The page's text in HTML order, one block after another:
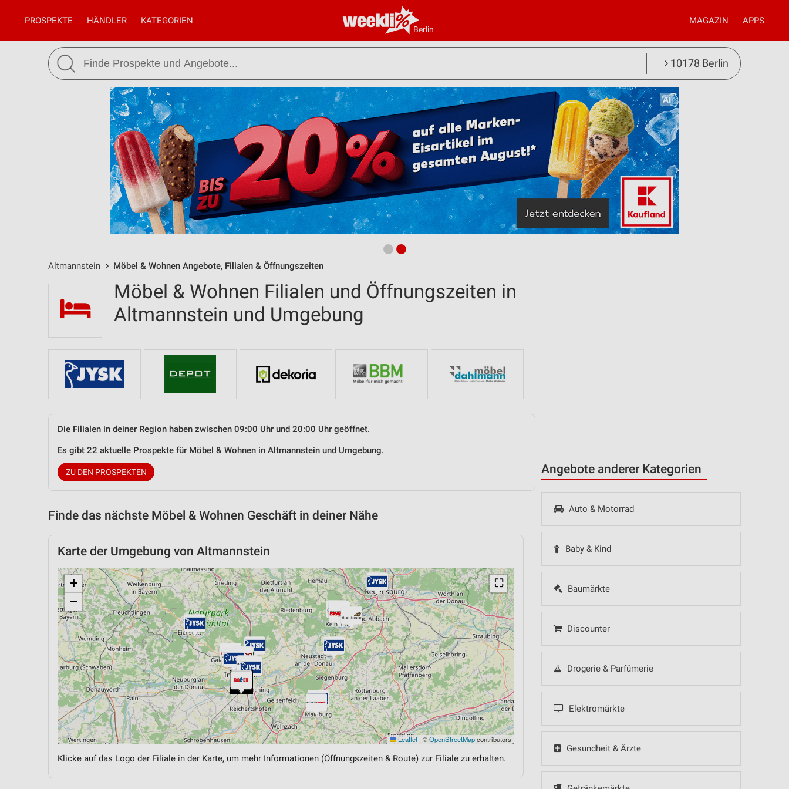
Berlin
PROSPEKTE HÄNDLER KATEGORIEN MAGAZIN APPS
10178 Berlin
Altmannstein Möbel & Wohnen Angebote, Filialen & Öffnungszeiten
Angebote anderer Kategorien
Auto & Motorrad
Baby & Kind
Baumärkte
Discounter
Drogerie & Parfümerie
Elektromärkte
Gesundheit & Ärzte
Möbel & Wohnen Filialen und Öffnungszeiten in
Altmannstein und Umgebung
Die Filialen in deiner Region haben zwischen 09:00 Uhr und 20:00 Uhr geöffnet.
Es gibt 22 aktuelle Prospekte für Möbel & Wohnen in Altmannstein und Umgebung.
ZU DEN PROSPEKTEN
Finde das nächste Möbel & Wohnen Geschäft in deiner Nähe
Karte der Umgebung von Altmannstein
⛶
+
−
Leaflet | ©OpenStreetMapcontributors
Klicke auf das Logo der Filiale in der Karte, um mehr Informationen (Öffnungszeiten & Route) zur Filiale zu erhalten.